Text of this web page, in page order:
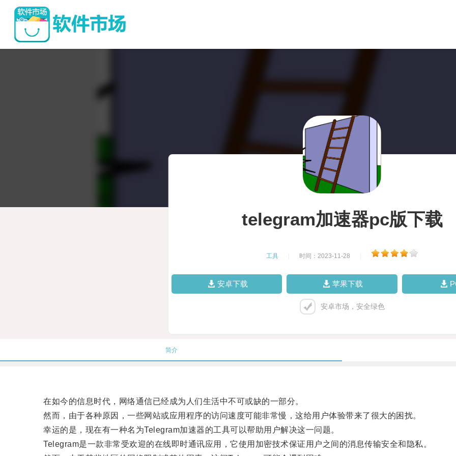
telegram加速器pc版下载
工具 时间：2023-11-28
安卓下载 苹果下载
安卓市场，安全绿色
简介
在如今的信息时代，网络通信已经成为人们生活中不可或缺的一部分。
然而，由于各种原因，一些网站或应用程序的访问速度可能非常慢，这给用户体验带来了很大的困扰。
幸运的是，现在有一种名为Telegram加速器的工具可以帮助用户解决这一问题。
Telegram是一款非常受欢迎的在线即时通讯应用，它使用加密技术保证用户之间的消息传输安全和隐私。